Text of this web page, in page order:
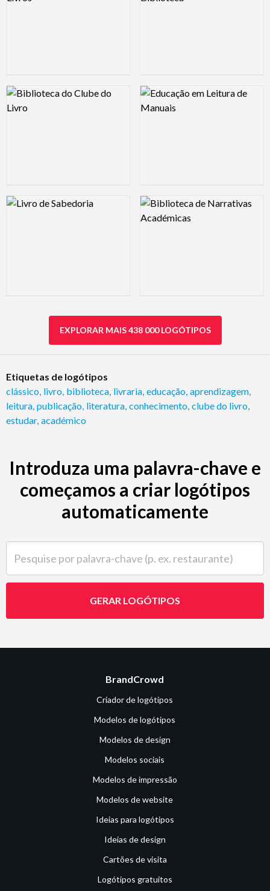
Logo Preview Image Logo Preview Image
Logo Preview Image Logo Preview Image
EXPLORAR MAIS 438 000 LOGÓTIPOS
Etiquetas de logótipos
clássico livro biblioteca livraria educação aprendizagem
leitura publicação literatura conhecimento clube do livro
estudar, académico
Introduza uma palavra-chave e
começamos a criar logótipos
automaticamente
GERAR LOGÓTIPOS
BrandCrowd
Criador de logótipos
Modelos de logótipos
Modelos de design
Modelos sociais
Modelos de impressão
Modelos de website
Ideias para logótipos
Ideias de design
Cartões de visita
Logótipos gratuitos